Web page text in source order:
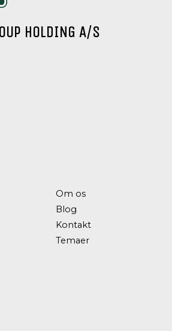
HOLDING A/S
Om os
Blog
Kontakt
Temaer